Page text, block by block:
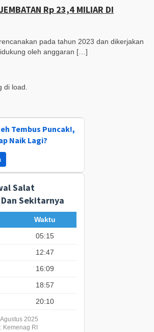
Rp 23,4 MILIAR DI
pada tahun 2023 dan dikerjakan
oleh anggaran […]
di load.
Tembus Puncak!,
Naik Lagi?
Salat
Sekitarnya
Waktu
05:15
12:47
16:09
18:57
20:10
2025
Kemenag RI